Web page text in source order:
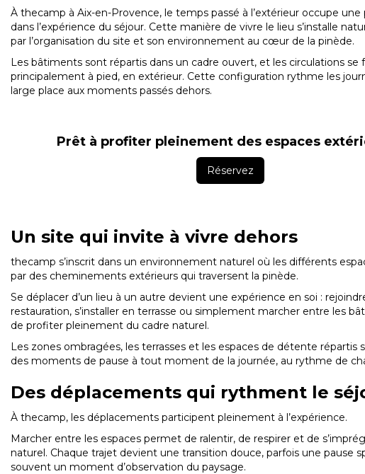
À thecamp à Aix-en-Provence, le temps passé à l’extérieur occupe une
dans l’expérience du séjour. Cette manière de vivre le lieu s’installe
par l’organisation du site et son environnement au cœur de la pinède.
Les bâtiments sont répartis dans un cadre ouvert, et les circulations se
principalement à pied, en extérieur. Cette configuration rythme les
large place aux moments passés dehors.
Prêt à profiter pleinement des espaces
Réservez
Un site qui invite à vivre dehors
thecamp s’inscrit dans un environnement naturel où les différents
par des cheminements extérieurs qui traversent la pinède.
Se déplacer d’un lieu à un autre devient une expérience en soi :
restauration, s’installer en terrasse ou simplement marcher entre les
de profiter pleinement du cadre naturel.
Les zones ombragées, les terrasses et les espaces de détente répartis
des moments de pause à tout moment de la journée, au rythme de
Des déplacements qui rythment le
À thecamp, les déplacements participent pleinement à l’expérience.
Marcher entre les espaces permet de ralentir, de respirer et de
naturel. Chaque trajet devient une transition douce, parfois une pause
souvent un moment d’observation du paysage.